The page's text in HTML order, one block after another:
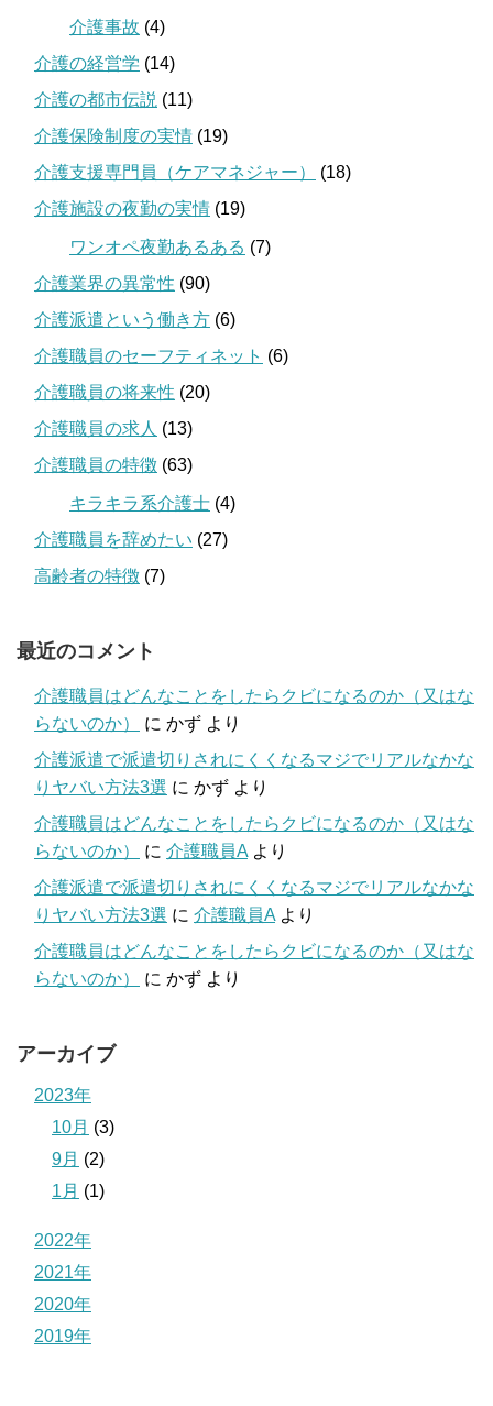
介護事故 (4)
介護の経営学 (14)
介護の都市伝説 (11)
介護保険制度の実情 (19)
介護支援専門員（ケアマネジャー）
(18)
介護施設の夜勤の実情 (19)
ワンオペ夜勤あるある (7)
介護業界の異常性 (90)
介護派遣という働き方 (6)
介護職員のセーフティネット (6)
介護職員の将来性 (20)
介護職員の求人 (13)
介護職員の特徴 (63)
キラキラ系介護士 (4)
介護職員を辞めたい (27)
高齢者の特徴 (7)
最近のコメント
介護職員はどんなことをしたらクビになるのか（又はな
らないのか）
に かず より
介護派遣で派遣切りされにくくなるマジでリアルなかな
りヤバい方法3選 に かず より
介護職員はどんなことをしたらクビになるのか（又はな
らないのか）
に 介護職員A より
介護派遣で派遣切りされにくくなるマジでリアルなかな
りヤバい方法3選 に 介護職員A より
介護職員はどんなことをしたらクビになるのか（又はな
らないのか）
に かず より
アーカイブ
2023年
10月 (3)
9月 (2)
1月 (1)
2022年
2021年
2020年
2019年